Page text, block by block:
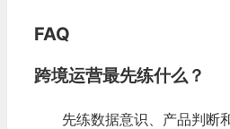
FAQ
跨境运营最先练什么？
先练数据意识、产品判断